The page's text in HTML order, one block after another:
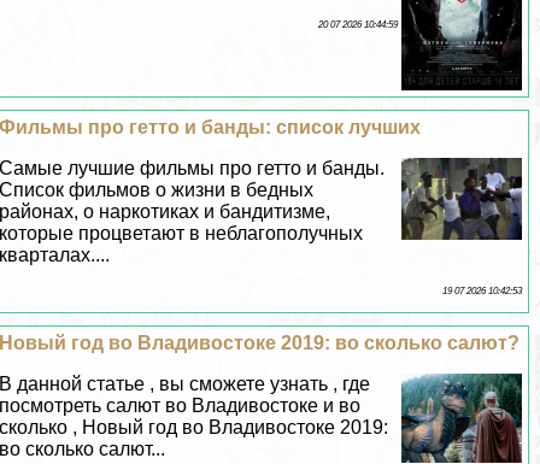
20 07 2026 10:44:59
Фильмы про гетто и банды: список лучших
Самые лучшие фильмы про гетто и банды.
Список фильмов о жизни в бедных
районах, о наркотиках и бандитизме,
которые процветают в нeблагополучных
кварталах....
19 07 2026 10:42:53
Новый год во Владивостоке 2019: во сколько салют?
В данной статье , вы сможете узнать , где
посмотреть салют во Владивостоке и во
сколько , Новый год во Владивостоке 2019:
во сколько салют...